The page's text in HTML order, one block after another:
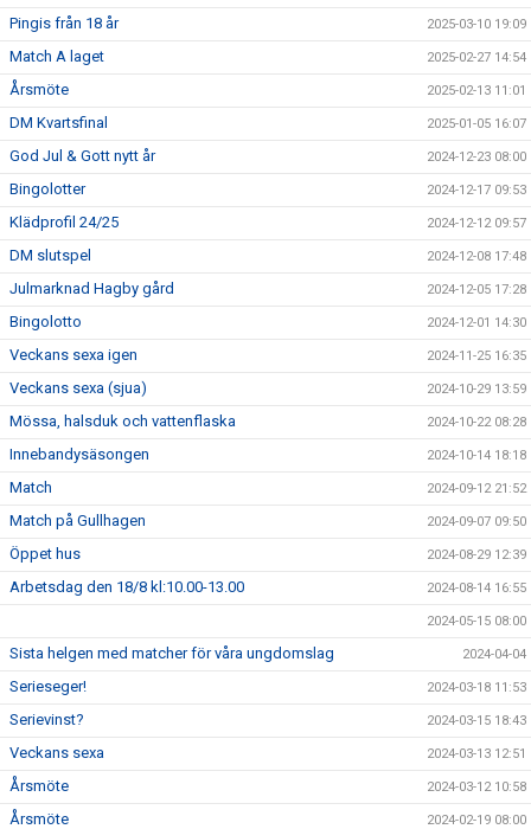
Pingis från 18 år 2025-03-10 19:09
Match A laget 2025-02-27 14:54
Årsmöte 2025-02-13 11:01
DM Kvartsfinal 2025-01-05 16:07
God Jul & Gott nytt år 2024-12-23 08:00
Bingolotter 2024-12-17 09:53
Klädprofil 24/25 2024-12-12 09:57
DM slutspel 2024-12-08 17:48
Julmarknad Hagby gård 2024-12-05 17:28
Bingolotto 2024-12-01 14:30
Veckans sexa igen 2024-11-25 16:35
Veckans sexa (sjua) 2024-10-29 13:59
Mössa, halsduk och vattenflaska 2024-10-22 08:28
Innebandysäsongen 2024-10-14 18:18
Match 2024-09-12 21:52
Match på Gullhagen 2024-09-07 09:50
Öppet hus 2024-08-29 12:39
Arbetsdag den 18/8 kl:10.00-13.00 2024-08-14 16:55
2024-05-15 08:00
Sista helgen med matcher för våra ungdomslag 2024-04-04
Serieseger! 2024-03-18 11:53
Serievinst? 2024-03-15 18:43
Veckans sexa 2024-03-13 12:51
Årsmöte 2024-03-12 10:58
Årsmöte 2024-02-19 08:00